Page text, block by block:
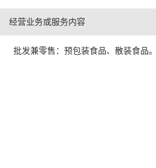
经营业务或服务内容
批发兼零售：预包装食品、散装食品。